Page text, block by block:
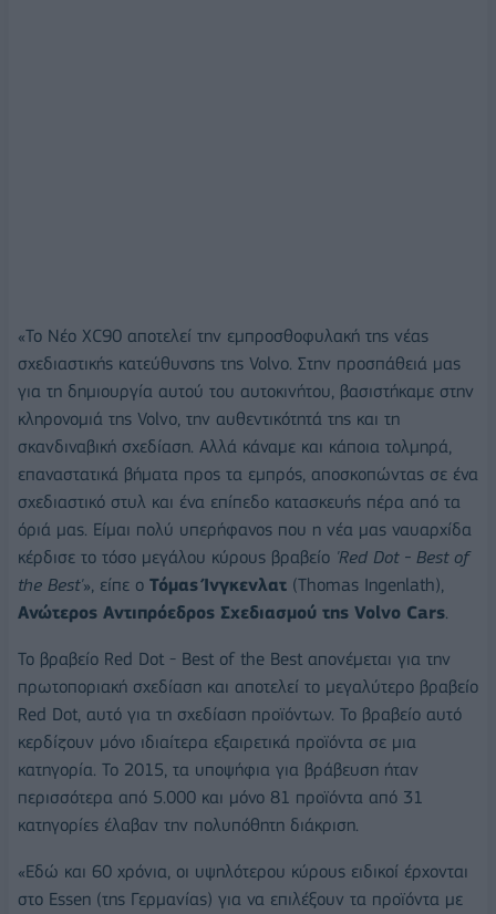
«Το Νέο XC90 αποτελεί την εμπροσθοφυλακή της νέας
σχεδιαστικής κατεύθυνσης της Volvo. Στην προσπάθειά μας
για τη δημιουργία αυτού του αυτοκινήτου, βασιστήκαμε στην
κληρονομιά της Volvo, την αυθεντικότητά της και τη
σκανδιναβική σχεδίαση. Αλλά κάναμε και κάποια τολμηρά,
επαναστατικά βήματα προς τα εμπρός, αποσκοπώντας σε ένα
σχεδιαστικό στυλ και ένα επίπεδο κατασκευής πέρα από τα
όριά μας. Είμαι πολύ υπερήφανος που η νέα μας ναυαρχίδα
κέρδισε το τόσο μεγάλου κύρους βραβείο 'Red Dot - Best of
the Best'», είπε ο Τόμας Ίνγκενλατ (Thomas Ingenlath),
Ανώτερος Αντιπρόεδρος Σχεδιασμού της Volvo Cars.
Το βραβείο Red Dot - Best of the Best απονέμεται για την
πρωτοποριακή σχεδίαση και αποτελεί το μεγαλύτερο βραβείο
Red Dot, αυτό για τη σχεδίαση προϊόντων. Το βραβείο αυτό
κερδίζουν μόνο ιδιαίτερα εξαιρετικά προϊόντα σε μια
κατηγορία. Το 2015, τα υποψήφια για βράβευση ήταν
περισσότερα από 5.000 και μόνο 81 προϊόντα από 31
κατηγορίες έλαβαν την πολυπόθητη διάκριση.
«Εδώ και 60 χρόνια, οι υψηλότερου κύρους ειδικοί έρχονται
στο Essen (της Γερμανίας) για να επιλέξουν τα προϊόντα με